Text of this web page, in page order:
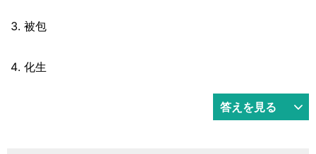
被包
化生
答えを見る